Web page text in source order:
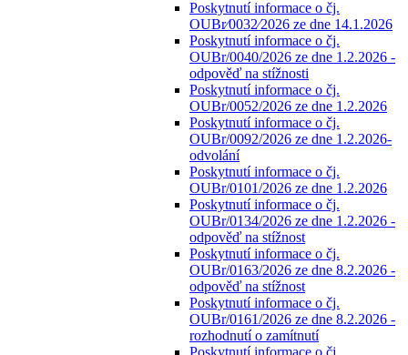
Poskytnutí informace o čj.
OUBr⁄0032⁄2026 ze dne 14.1.2026
Poskytnutí informace o čj.
OUBr/0040/2026 ze dne 1.2.2026 -
odpověď na stížnosti
Poskytnutí informace o čj.
OUBr/0052/2026 ze dne 1.2.2026
Poskytnutí informace o čj.
OUBr/0092/2026 ze dne 1.2.2026-
odvolání
Poskytnutí informace o čj.
OUBr/0101/2026 ze dne 1.2.2026
Poskytnutí informace o čj.
OUBr/0134/2026 ze dne 1.2.2026 -
odpověď na stížnost
Poskytnutí informace o čj.
OUBr/0163/2026 ze dne 8.2.2026 -
odpověď na stížnost
Poskytnutí informace o čj.
OUBr/0161/2026 ze dne 8.2.2026 -
rozhodnutí o zamítnutí
Poskytnutí informace o čj.